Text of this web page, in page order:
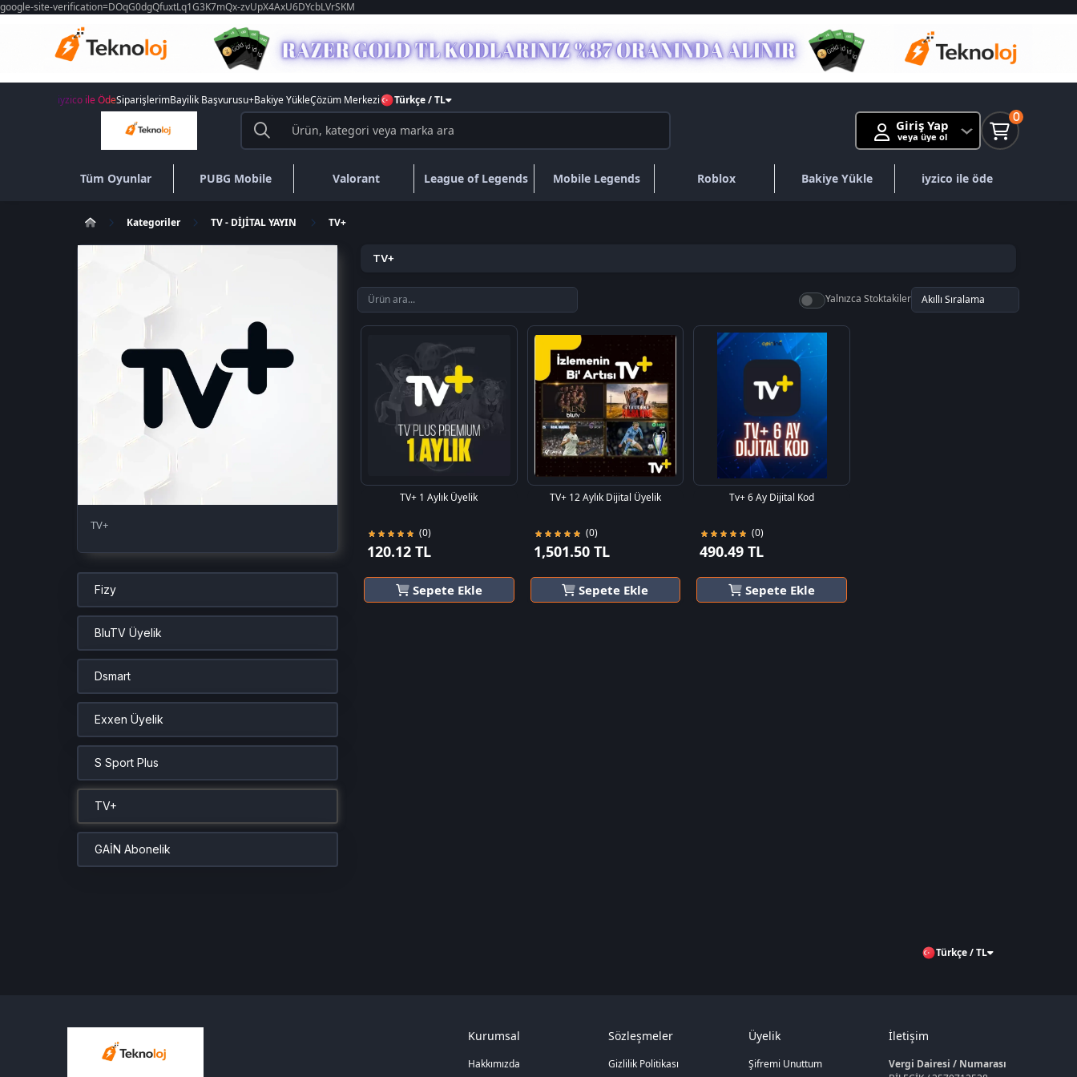
google-site-verification=DOqG0dgQfuxtLq1G3K7mQx-zvUpX4AxU6DYcbLVrSKM
iyzico ile ÖdeSiparişlerimBayilik Başvurusu+Bakiye YükleÇözüm Merkezi Türkçe / TL
Giriş Yap
veya üye ol
0
Tüm Oyunlar PUBG Mobile Valorant League of Legends Mobile Legends Roblox Bakiye Yükle iyzico ile öde
Kategoriler TV - DİJİTAL YAYIN TV+
TV+
Fizy
BluTV Üyelik
Dsmart
Exxen Üyelik
S Sport Plus
TV+
GAİN Abonelik
TV+
Yalnızca Stoktakiler
TV+ 1 Aylık Üyelik
(0)
120.12 TL
Sepete Ekle
TV+ 12 Aylık Dijital Üyelik
(0)
1,501.50 TL
Sepete Ekle
Tv+ 6 Ay Dijital Kod
(0)
490.49 TL
Sepete Ekle
Türkçe / TL
Kurumsal
Hakkımızda
Sözleşmeler
Gizlilik Politikası
Üyelik
Şifremi Unuttum
İletişim
Vergi Dairesi / Numarası